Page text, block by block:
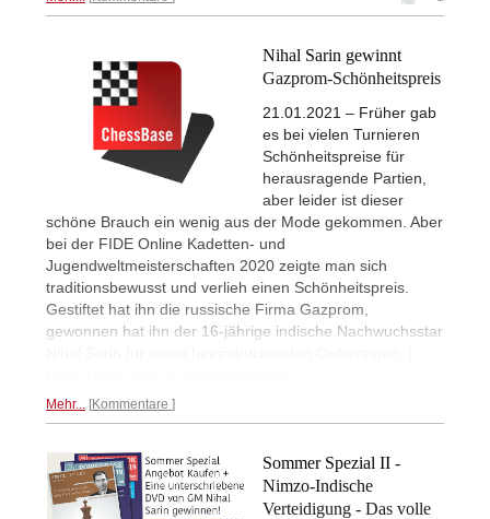
Nihal Sarin gewinnt
Gazprom-Schönheitspreis
21.01.2021 – Früher gab
es bei vielen Turnieren
Schönheitspreise für
herausragende Partien,
aber leider ist dieser
schöne Brauch ein wenig aus der Mode gekommen. Aber
bei der FIDE Online Kadetten- und
Jugendweltmeisterschaften 2020 zeigte man sich
traditionsbewusst und verlieh einen Schönheitspreis.
Gestiftet hat ihn die russische Firma Gazprom,
gewonnen hat ihn der 16-jährige indische Nachwuchsstar
Mehr... Kommentare
Sommer Spezial II -
Nimzo-Indische
Verteidigung - Das volle